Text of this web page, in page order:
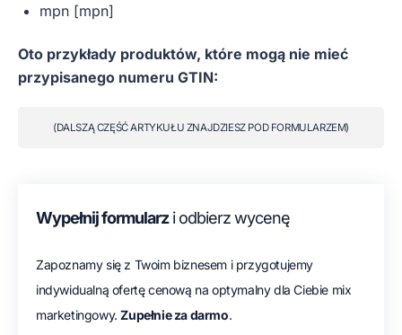
mpn [mpn]
Oto przykłady produktów, które mogą nie mieć
przypisanego numeru GTIN:
(DALSZĄ CZĘŚĆ ARTYKUŁU ZNAJDZIESZ POD FORMULARZEM)
Wypełnij formularzi odbierz wycenę
Zapoznamy się z Twoim biznesem i przygotujemy
indywidualną ofertę cenową na optymalny dla Ciebie mix
marketingowy.Zupełnie za darmo.